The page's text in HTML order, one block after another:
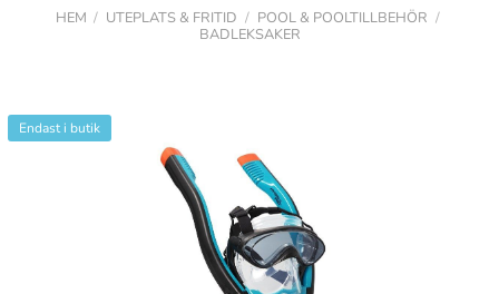
HEM / UTEPLATS & FRITID / POOL & POOLTILLBEHÖR /
BADLEKSAKER
Endast i butik